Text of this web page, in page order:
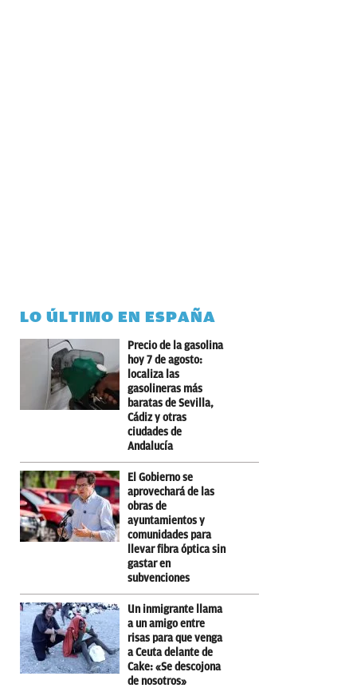
LO ÚLTIMO EN ESPAÑA
Precio de la gasolina
hoy 7 de agosto:
localiza las
gasolineras más
baratas de Sevilla,
Cádiz y otras
ciudades de
Andalucía
El Gobierno se
aprovechará de las
obras de
ayuntamientos y
comunidades para
llevar fibra óptica sin
gastar en
subvenciones
Un inmigrante llama
a un amigo entre
risas para que venga
a Ceuta delante de
Cake: «Se descojona
de nosotros»